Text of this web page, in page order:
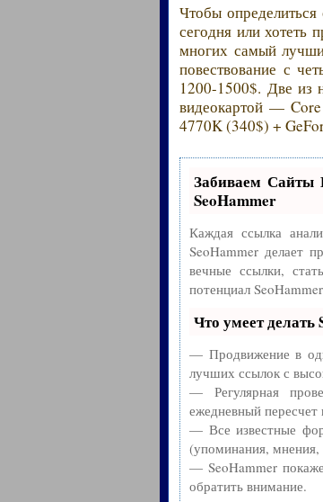
Чтобы
сегодня или хотеть
многих самый
повествование с
1200-1500$. Две из
видеокартой —
4770K (340$) +
Забиваем
SeoHammer
Каждая ссылка
SeoHammer делает
вечные ссылки,
потенциал
Что умеет делать
— Продвижение в
лучших ссылок с
— Регулярная
ежедневный пересчет
— Все известные
(упоминания, мнения,
— SeoHammer
обратить внимание.